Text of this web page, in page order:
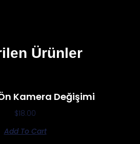
Ürünler
Kamera Değişimi
$18.00
Add To Cart